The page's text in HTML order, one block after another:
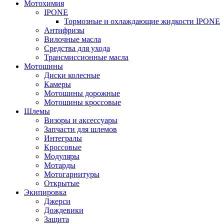
Мотохимия
IPONE
Тормозные и охлаждающие жидкости IPONE
Антифризы
Вилочные масла
Средства для ухода
Трансмиссионные масла
Мотошины
Диски колесные
Камеры
Мотошины дорожные
Мотошины кроссовые
Шлемы
Визоры и аксессуары
Запчасти для шлемов
Интегралы
Кроссовые
Модуляры
Мотарды
Мотогарнитуры
Открытые
Экипировка
Джерси
Дождевики
Защита